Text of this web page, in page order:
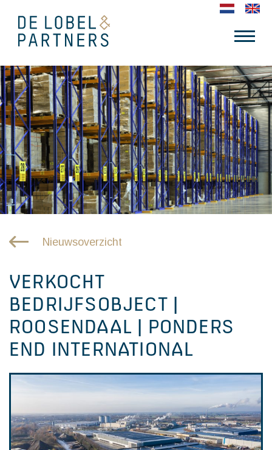
Nieuwsoverzicht
VERKOCHT
BEDRIJFSOBJECT |
ROOSENDAAL | PONDERS
END INTERNATIONAL